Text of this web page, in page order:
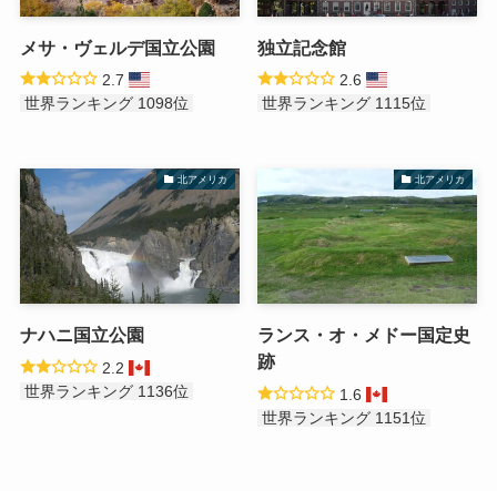
メサ・ヴェルデ国立公園
2.7
世界ランキング 1098位
独立記念館
2.6
世界ランキング 1115位
北アメリカ
ナハニ国立公園
2.2
世界ランキング 1136位
北アメリカ
ランス・オ・メドー国定史
跡
1.6
世界ランキング 1151位